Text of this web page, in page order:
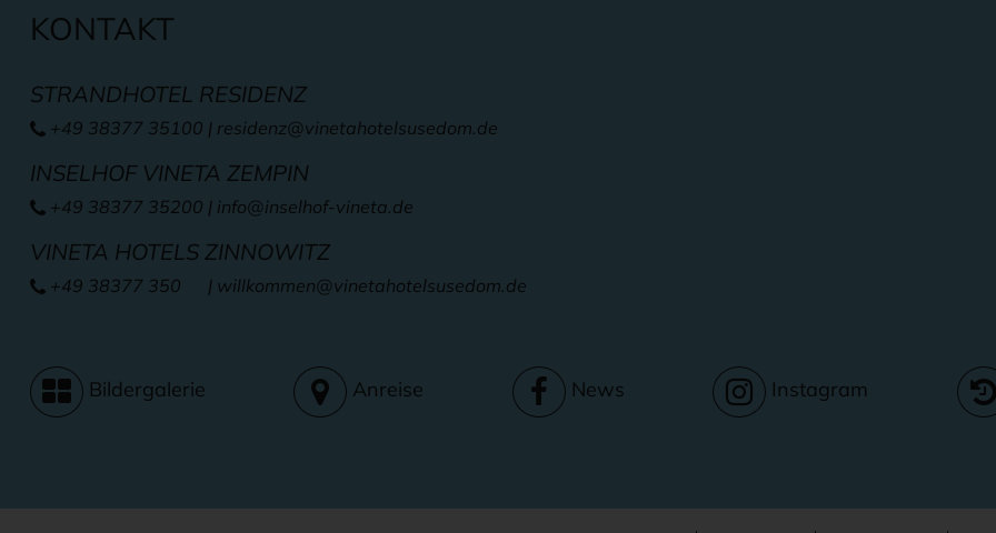
KONTAKT
STRANDHOTEL RESIDENZ
+49 38377 35100 | residenz@vinetahotelsusedom.de
INSELHOF VINETA ZEMPIN
+49 38377 35200 | info@inselhof-vineta.de
VINETA HOTELS ZINNOWITZ
+49 38377 350 | willkommen@vinetahotelsusedom.de
Bildergalerie Anreise News Instagram